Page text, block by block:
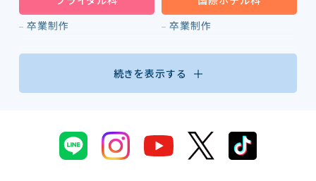
卒業制作
卒業制作
続きを表示する